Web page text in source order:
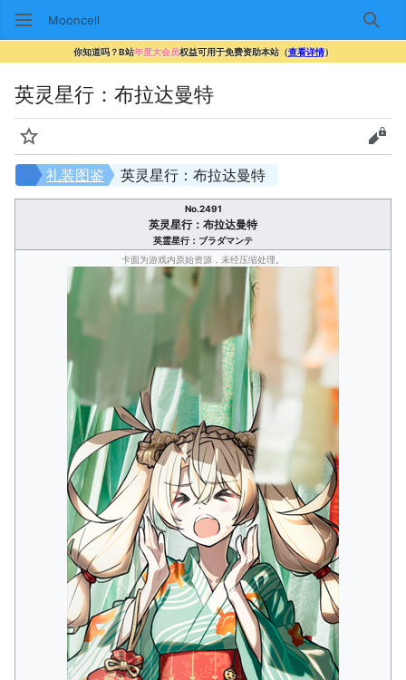
Mooncell 搜索
你知道吗？B站年度大会员权益可用于免费资助本站（查看详情）
英灵星行：布拉达曼特
监视 查看
英灵星行：布拉达曼特
礼装图鉴
No.2491
英灵星行：布拉达曼特
英霊星行：ブラダマンテ
卡面为游戏内原始资源，未经压缩处理。